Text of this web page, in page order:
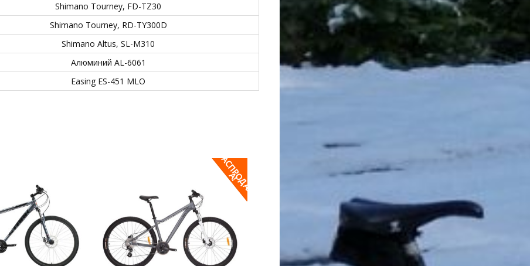
Shimano Tourney, FD-TZ30
Shimano Tourney, RD-TY300D
Shimano Altus, SL-M310
Алюминий AL-6061
Easing ES-451 MLO
Р
А
С
П
Р
О
Д
А
Ж
А
!